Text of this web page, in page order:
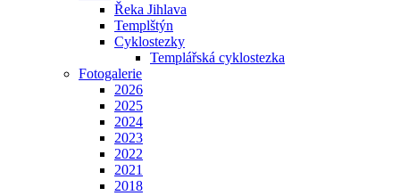
Řeka Jihlava
Templštýn
Cyklostezky
Templářská cyklostezka
Fotogalerie
2026
2025
2024
2023
2022
2021
2018